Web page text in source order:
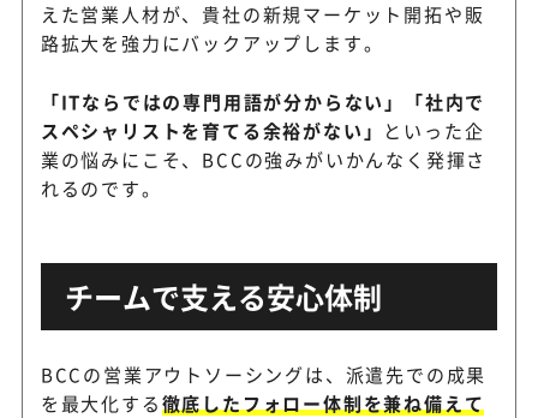
えた営業人材が、貴社の新規マーケット開拓や販
路拡大を強力にバックアップします。
「ITならではの専門用語が分からない」「社内で
スペシャリストを育てる余裕がない」
といった企
業の悩みにこそ、BCCの強みがいかんなく発揮さ
れるのです。
チームで支える安心体制
BCCの営業アウトソーシングは、派遣先での成果
を最大化する徹底したフォロー体制を兼ね備えて